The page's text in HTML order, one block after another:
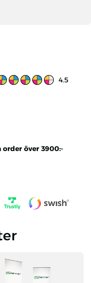
Ratings
4.5
order över 3900:-